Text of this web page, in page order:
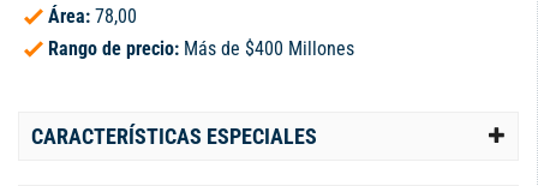
Área: 78,00
Rango de precio: Más de $400 Millones
CARACTERÍSTICAS ESPECIALES